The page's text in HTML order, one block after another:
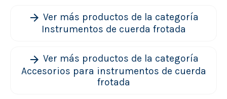
arrow_forward Ver más productos de la categoría
Instrumentos de cuerda frotada
arrow_forward Ver más productos de la categoría
Accesorios para instrumentos de cuerda
frotada